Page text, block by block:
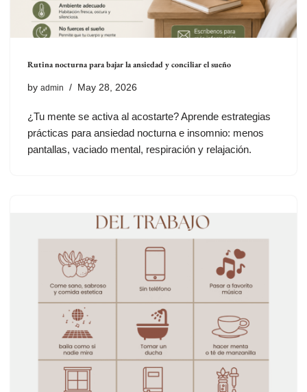
Rutina nocturna para bajar la ansiedad y conciliar el sueño
by admin May 28, 2026
¿Tu mente se activa al acostarte? Aprende estrategias
prácticas para ansiedad nocturna e insomnio: menos
pantallas, vaciado mental, respiración y relajación.